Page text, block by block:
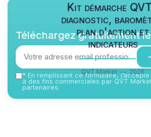
Kit démarche
diagnostic,
plan d'action et
indicateurs
QVT Market — 2026
Téléchargez gratuitement
* En remplissant ce formulaire,
à des fins commerciales par QVT
partenaires.